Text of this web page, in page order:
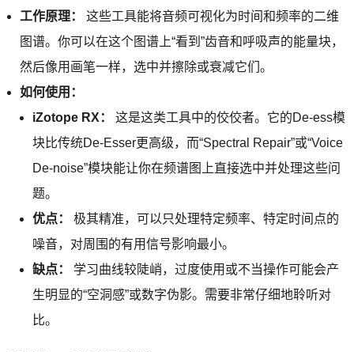
工作原理：
这些工具能将音频可视化为时间和频率的二维
图谱。你可以在这个图谱上“看到”齿音和呼吸声的能量块，
然后像用画笔一样，选中并擦除或衰减它们。
如何使用：
iZotope RX：
这是这类工具中的佼佼者。它的De-ess模
块比传统De-Esser更高级，而“Spectral Repair”或“Voice
De-noise”模块能让你在频谱图上直接选中并处理这些问
题。
优点：
极其精准，可以只处理特定频率、特定时间点的
噪音，对周围的有用信号影响最小。
缺点：
学习曲线较陡峭，过度使用或不当操作可能会产
生明显的“空洞感”或数字伪影。需要非常仔细地聆听对
比。